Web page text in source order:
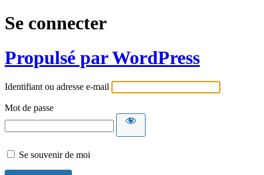
Se connecter
Propulsé par WordPress
Identifiant ou adresse e-mail
Mot de passe
Se souvenir de moi